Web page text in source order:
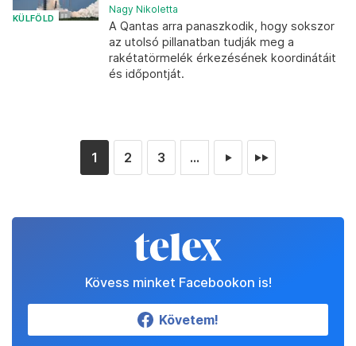
KÜLFÖLD
Nagy Nikoletta
A Qantas arra panaszkodik, hogy sokszor
az utolsó pillanatban tudják meg a
rakétatörmelék érkezésének koordinátáit
és időpontját.
1 2 3 ... ► ►►
Kövess minket Facebookon is!
Követem!